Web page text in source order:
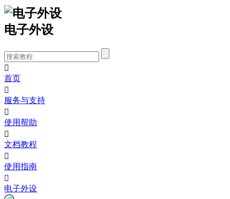
电子外设

首页

服务与支持

使用帮助

文档教程

使用指南

电子外设